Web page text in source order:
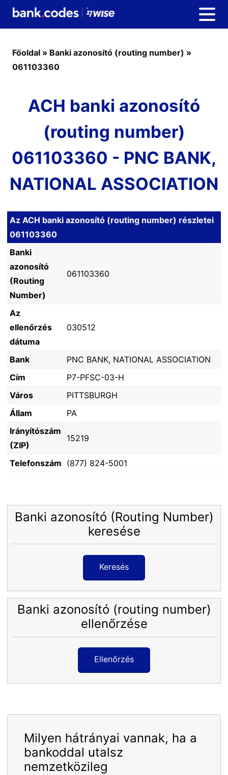
Főoldal » Banki azonosító (routing number) »
061103360
ACH banki azonosító
(routing number)
061103360 - PNC BANK,
NATIONAL ASSOCIATION
Az ACH banki azonosító (routing number) részletei
061103360
Banki
azonosító
(Routing
Number)
061103360
Az
ellenőrzés
dátuma
030512
Bank
PNC BANK, NATIONAL ASSOCIATION
Cím
P7-PFSC-03-H
Város
PITTSBURGH
Állam
PA
Irányítószám
(ZIP)
15219
Telefonszám (877) 824-5001
Banki azonosító (Routing Number)
keresése
Keresés
Banki azonosító (routing number)
ellenőrzése
Ellenőrzés
Milyen hátrányai vannak, ha a
bankoddal utalsz
nemzetközileg